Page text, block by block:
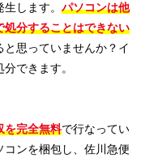
します。 パソコンは他
分することはできない
思っていませんか？イ
できます。
を完全無料で行なってい
コンを梱包し、佐川急便